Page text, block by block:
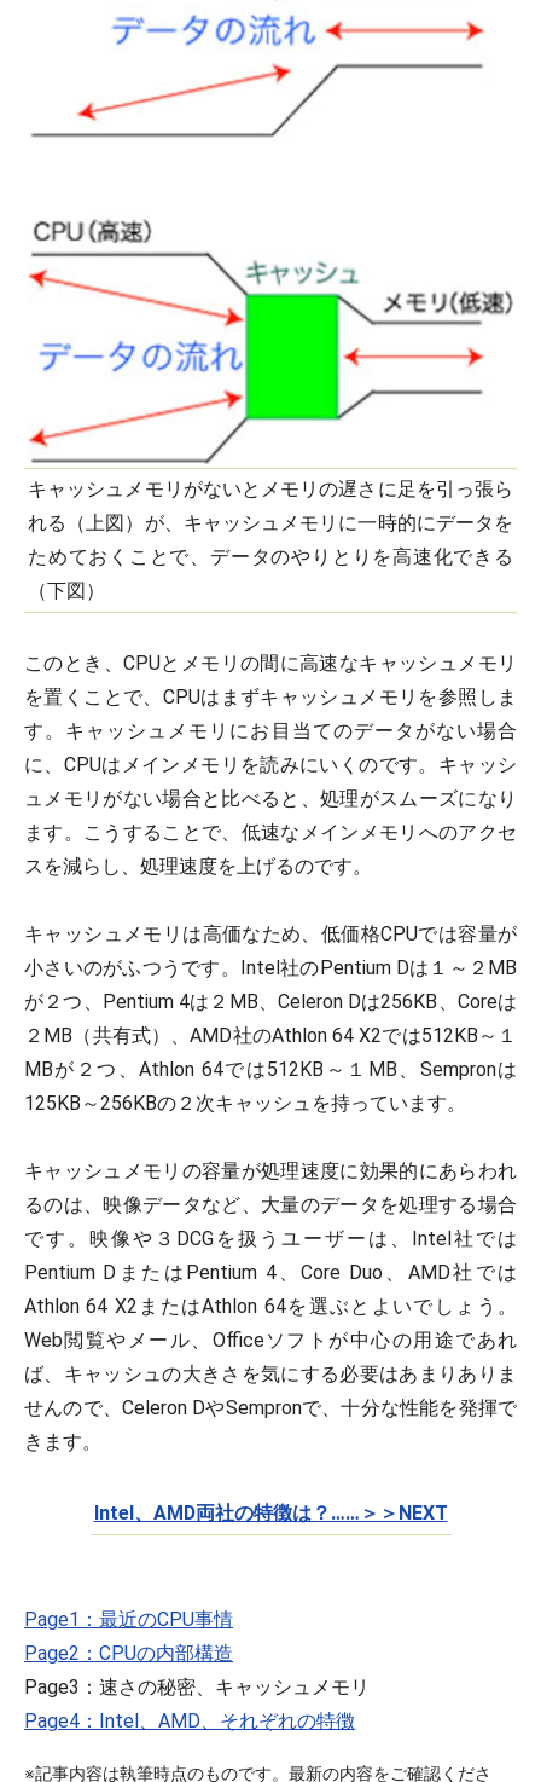
キャッシュメモリがないとメモリの遅さに足を引っ張ら
れる（上図）が、キャッシュメモリに一時的にデータを
ためておくことで、データのやりとりを高速化できる
（下図）
このとき、CPUとメモリの間に高速なキャッシュメモリ
を置くことで、CPUはまずキャッシュメモリを参照しま
す。キャッシュメモリにお目当てのデータがない場合
に、CPUはメインメモリを読みにいくのです。キャッシ
ュメモリがない場合と比べると、処理がスムーズになり
ます。こうすることで、低速なメインメモリへのアクセ
スを減らし、処理速度を上げるのです。
キャッシュメモリは高価なため、低価格CPUでは容量が
小さいのがふつうです。Intel社のPentium Dは１～２MB
が２つ、Pentium 4は２MB、Celeron Dは256KB、Coreは
２MB（共有式）、AMD社のAthlon 64 X2では512KB～１
MBが２つ、Athlon 64では512KB～１MB、Sempronは
125KB～256KBの２次キャッシュを持っています。
キャッシュメモリの容量が処理速度に効果的にあらわれ
るのは、映像データなど、大量のデータを処理する場合
です。映像や３DCGを扱うユーザーは、Intel社では
Pentium DまたはPentium 4、Core Duo、AMD社では
Athlon 64 X2またはAthlon 64を選ぶとよいでしょう。
Web閲覧やメール、Officeソフトが中心の用途であれ
ば、キャッシュの大きさを気にする必要はあまりありま
せんので、Celeron DやSempronで、十分な性能を発揮で
きます。
Intel、AMD両社の特徴は？……＞＞NEXT
Page1：最近のCPU事情
Page2：CPUの内部構造
Page3：速さの秘密、キャッシュメモリ
Page4：Intel、AMD、それぞれの特徴
※記事内容は執筆時点のものです。最新の内容をご確認くださ